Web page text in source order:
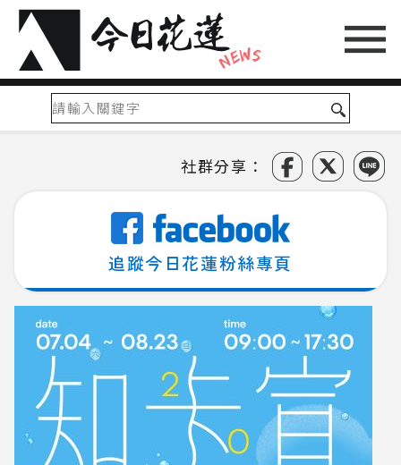
社群分享：
追蹤今日花蓮粉絲專頁